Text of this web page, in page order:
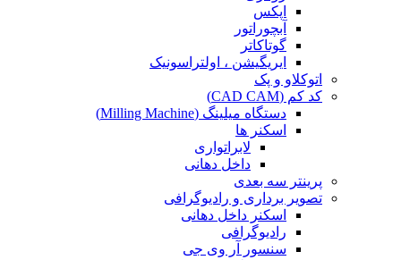
اپکس
آبچوراتور
گوتاکاتر
ایریگیشن ، اولتراسونیک
اتوکلاو و پک
کد کم (CAD CAM)
دستگاه میلینگ (Milling Machine)
اسکنر ها
لابراتواری
داخل دهانی
پرینتر سه بعدی
تصویر برداری و رادیوگرافی
اسکنر داخل دهانی
رادیوگرافی
سنسور آر وی جی